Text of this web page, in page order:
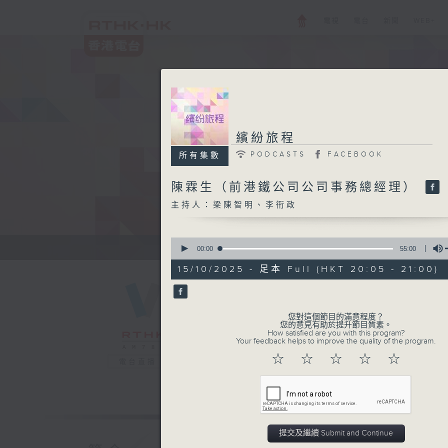
專訪城中名人，開展繽紛旅程。
所有集數
繽紛旅程
PODCASTS
您喜歡這個節目嗎?
首播日期︰2013年6月3日
所有集數
繽紛旅程
PODCASTS FACEBOOK
陳霖生（前港鐵公司公司事務總經理）
主持人：梁陳智明、李衎政
seconds
55
minutes,
0
seconds
90%
00:00 55:00
15/10/2025 - 足本 Full (HKT 20:05 - 21:00)
您對這個節目的滿意程度？
您的意見有助於提升節目質素。
How satisfied are you with this program?
Your feedback helps to improve the quality of the program.
☆ ☆ ☆ ☆ ☆
提交及繼續 Submit and Continue